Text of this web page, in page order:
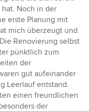
Noch in der
erste Planung mit
mich überzeugt und
Renovierung selbst
pünktlich zum
der
gut aufeinander
Leerlauf entstand.
einen freundlichen
der